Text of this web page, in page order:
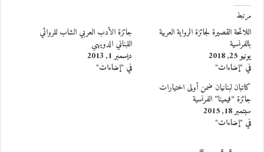
مرتبط
اللائحة القصيرة لجائزة الرواية العربية
بالفرنسية
يونيو 25, 2018
في "إضاءات"
جائزة الأدب العربي الشاب للروائي
اللبناني الدويهي
ديسمبر 1, 2013
في "إضاءات"
كاتبان لبنانيان ضمن أولى اختيارات
جائزة “فيمينا” الفرنسية
سبتمبر 18, 2015
في "إضاءات"